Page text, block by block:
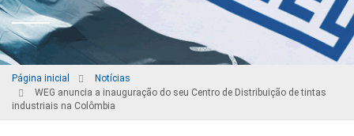
Página inicial
Notícias
WEG anuncia a inauguração do seu Centro de Distribuição de tintas
industriais na Colômbia